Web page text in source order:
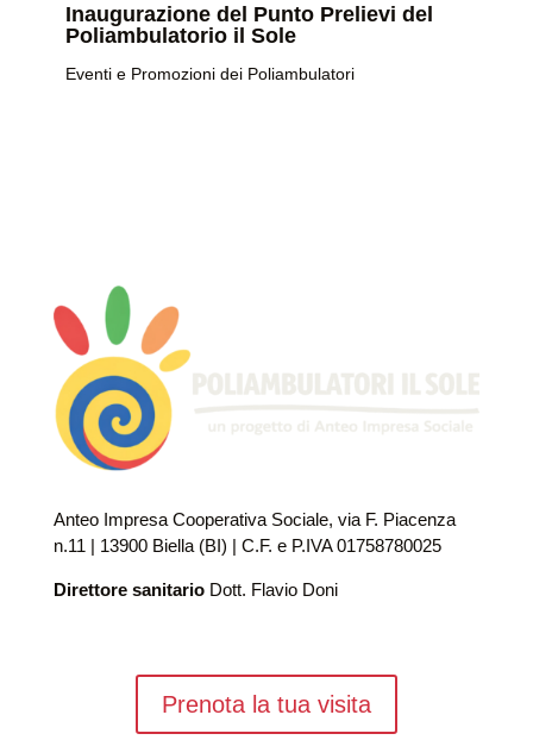
Inaugurazione del Punto Prelievi del
Poliambulatorio il Sole
Eventi e Promozioni dei Poliambulatori
Anteo Impresa Cooperativa Sociale, via F. Piacenza
n.11 | 13900 Biella (BI) | C.F. e P.IVA 01758780025
Direttore sanitario Dott. Flavio Doni
Prenota la tua visita